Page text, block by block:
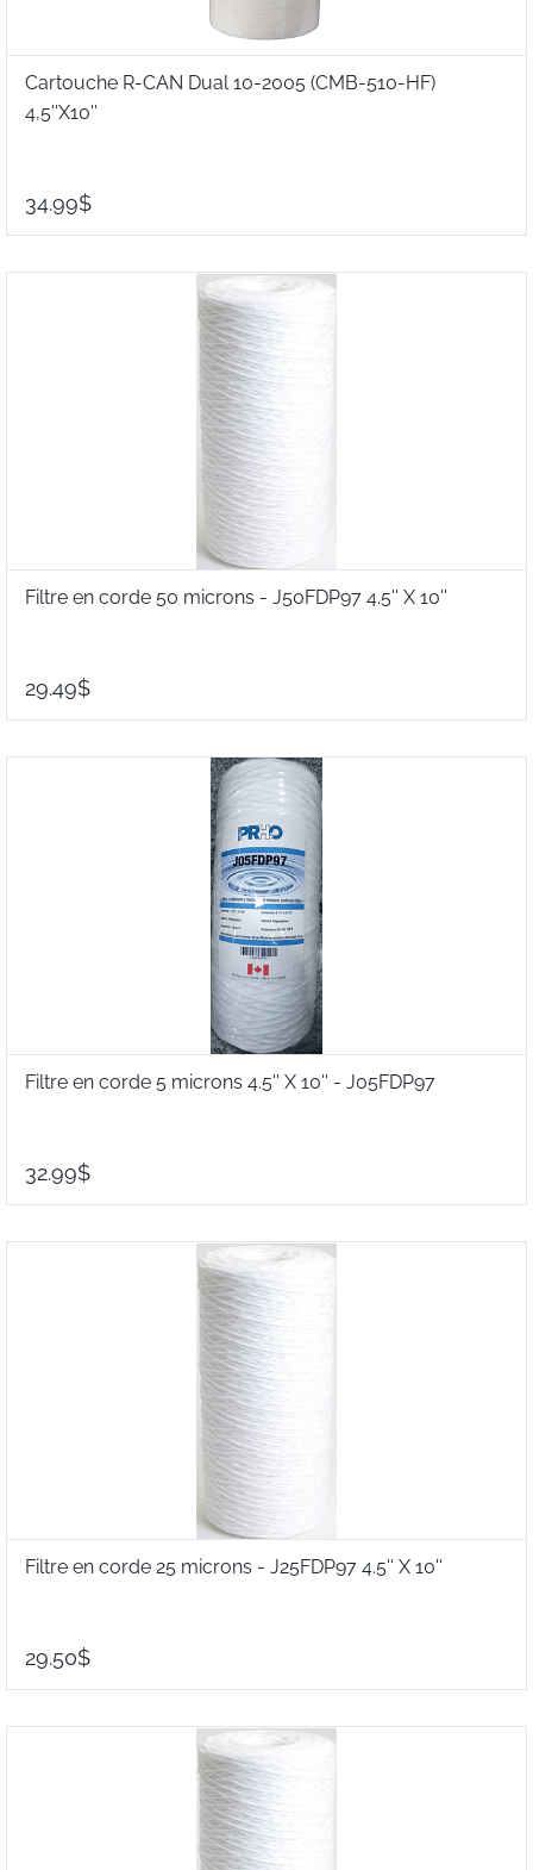
Cartouche R-CAN Dual 10-2005 (CMB-510-HF)
4,5''X10''
34.99$
Filtre en corde 50 microns - J50FDP97 4.5'' X 10''
29.49$
Filtre en corde 5 microns 4.5'' X 10'' - J05FDP97
32.99$
Filtre en corde 25 microns - J25FDP97 4.5'' X 10''
29.50$